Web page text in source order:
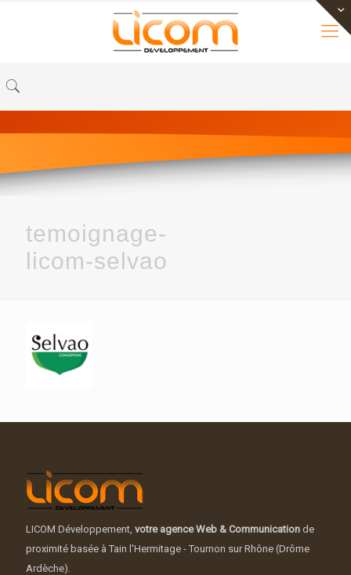
temoignage-
licom-selvao
LICOM Développement, votre agence Web & Communication de
proximité basée à Tain l'Hermitage - Tournon sur Rhône (Drôme
Ardèche).